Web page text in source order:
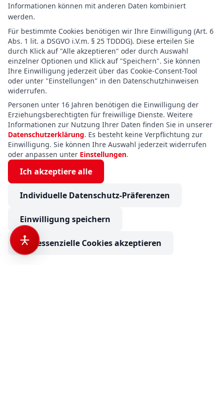
Informationen können mit anderen Daten kombiniert
werden.
Für bestimmte Cookies benötigen wir Ihre Einwilligung (Art. 6
Abs. 1 lit. a DSGVO i.V.m. § 25 TDDDG). Diese erteilen Sie
durch Klick auf "Alle akzeptieren" oder durch Auswahl
einzelner Optionen und Klick auf "Speichern". Sie können
Ihre Einwilligung jederzeit über das Cookie-Consent-Tool
oder unter "Einstellungen" in den Datenschutzhinweisen
widerrufen.
Personen unter 16 Jahren benötigen die Einwilligung der
Erziehungsberechtigten für freiwillige Dienste. Weitere
Informationen zur Nutzung Ihrer Daten finden Sie in unserer
Datenschutzerklärung. Es besteht keine Verpflichtung zur
Einwilligung. Sie können Ihre Auswahl jederzeit widerrufen
oder anpassen unter Einstellungen.
Ich akzeptiere alle
Individuelle Datenschutz-Präferenzen
Einwilligung speichern
Nur essenzielle Cookies akzeptieren